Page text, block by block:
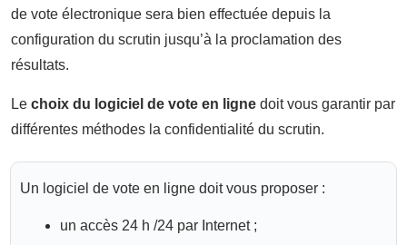
de vote électronique sera bien effectuée depuis la
configuration du scrutin jusqu’à la proclamation des
résultats.
Le choix du logiciel de vote en ligne doit vous garantir par
différentes méthodes la confidentialité du scrutin.
Un logiciel de vote en ligne doit vous proposer :
un accès 24 h /24 par Internet ;